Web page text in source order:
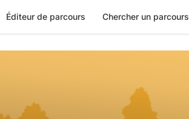
Éditeur de parcours Chercher un parcours